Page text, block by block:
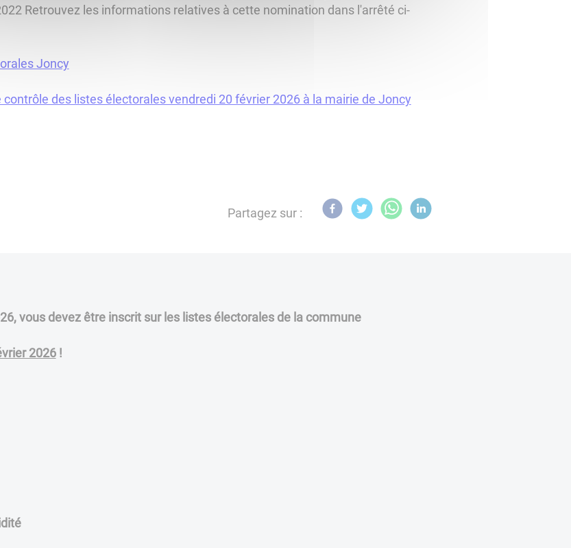
Retrouvez les informations relatives à cette nomination dans l'arrêté ci-
Joncy
des listes électorales vendredi 20 février 2026 à la mairie de Joncy
Partagez sur :
vous devez être inscrit sur les listes électorales de la commune
2026!